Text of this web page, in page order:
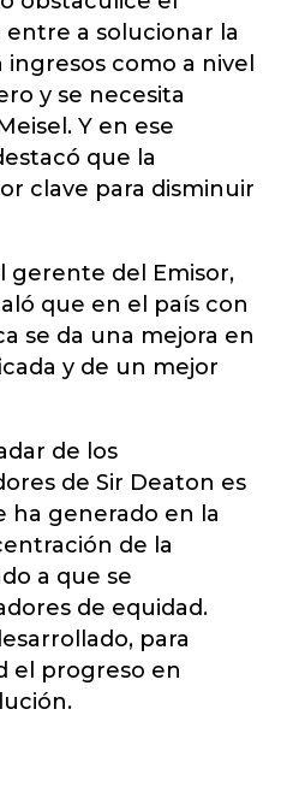
a solucionar la
como a nivel
y se necesita
Y en ese
que la
clave para disminuir
gerente del Emisor,
que en el país con
se da una mejora en
y de un mejor
de los
de Sir Deaton es
ha generado en la
de la
a que se
de equidad.
para
el progreso en